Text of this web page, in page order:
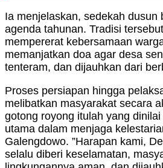
Ia menjelaskan, sedekah dusun
agenda tahunan. Tradisi
mempererat kebersamaan
memanjatkan doa agar desa
tenteram, dan dijauhkan dari
Proses persiapan hingga
melibatkan masyarakat secara
gotong royong itulah yang
utama dalam menjaga
Galengdowo. ”Harapan kami,
selalu diberi keselamatan,